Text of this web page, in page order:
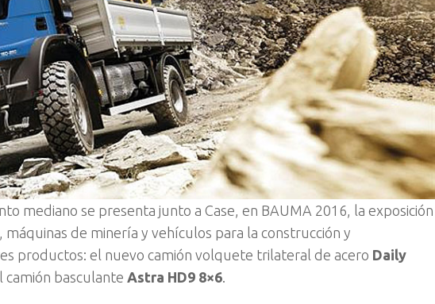
mediano se presenta junto a Case, en BAUMA 2016, la exposición
de minería y vehículos para la construcción y
productos: el nuevo camión volquete trilateral de acero Daily
camión basculante Astra HD9 8×6